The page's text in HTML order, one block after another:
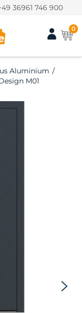
36961 746 900
0
Aluminium /
M01